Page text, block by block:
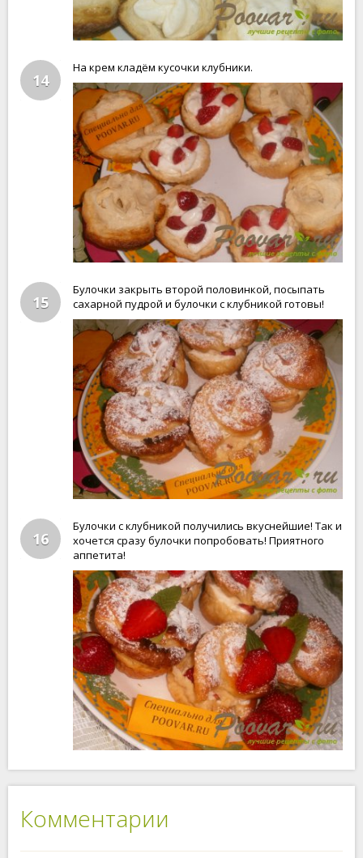
14
На крем кладём кусочки клубники.
15
Булочки закрыть второй половинкой, посыпать
сахарной пудрой и булочки с клубникой готовы!
16
Булочки с клубникой получились вкуснейшие! Так и
хочется сразу булочки попробовать! Приятного
аппетита!
Комментарии